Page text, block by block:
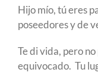
Hijo mío, tú eres
poseedores y de
Te di vida, pero
equivocado. Tu